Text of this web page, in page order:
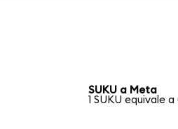
SUKU a Meta
1 SUKU equivale a